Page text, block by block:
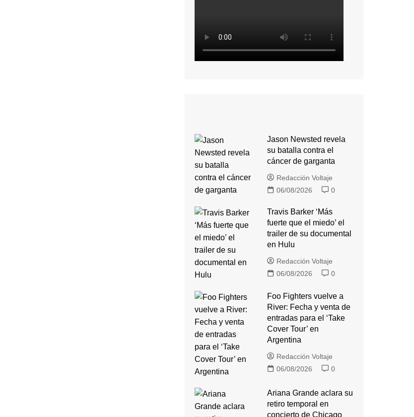
Jason Newsted revela
su batalla contra el
cáncer de garganta
Redacción Voltaje
06/08/2026
0
Travis Barker ‘Más
fuerte que el miedo’ el
trailer de su documental
en Hulu
Redacción Voltaje
06/08/2026
0
Foo Fighters vuelve a
River: Fecha y venta de
entradas para el ‘Take
Cover Tour’ en
Argentina
Redacción Voltaje
06/08/2026
0
Ariana Grande aclara su
retiro temporal en
concierto de Chicago